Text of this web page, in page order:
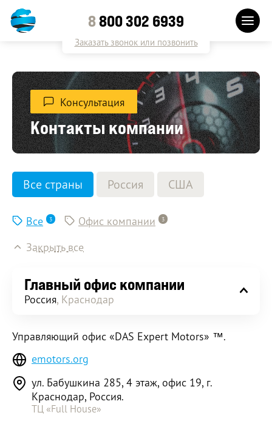
8800 302 6939
Заказать звонок или позвонить
Контакты компании
Консультация
Все страны Россия США
Все 3 Офис компании 3
Закрыть все
Главный офис компании
Россия, Краснодар
Управляющий офис «DAS Expert Motors» ™.
emotors.org
ул. Бабушкина 285, 4 этаж, офис 19, г.
Краснодар, Россия.
ТЦ «Full House»